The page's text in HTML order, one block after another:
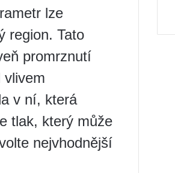
lze
region. Tato
promrznutí
vlivem
v ní, která
tlak, který může
nejvhodnější